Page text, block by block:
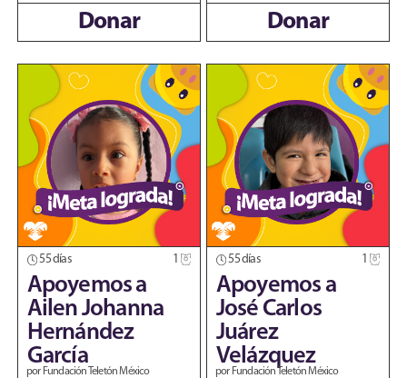
Donar Donar
55 días
Apoyemos a
Ailen Johanna
Hernández
García
por Fundación Teletón México
55 días
Apoyemos a
José Carlos
Juárez
Velázquez
por Fundación Teletón México